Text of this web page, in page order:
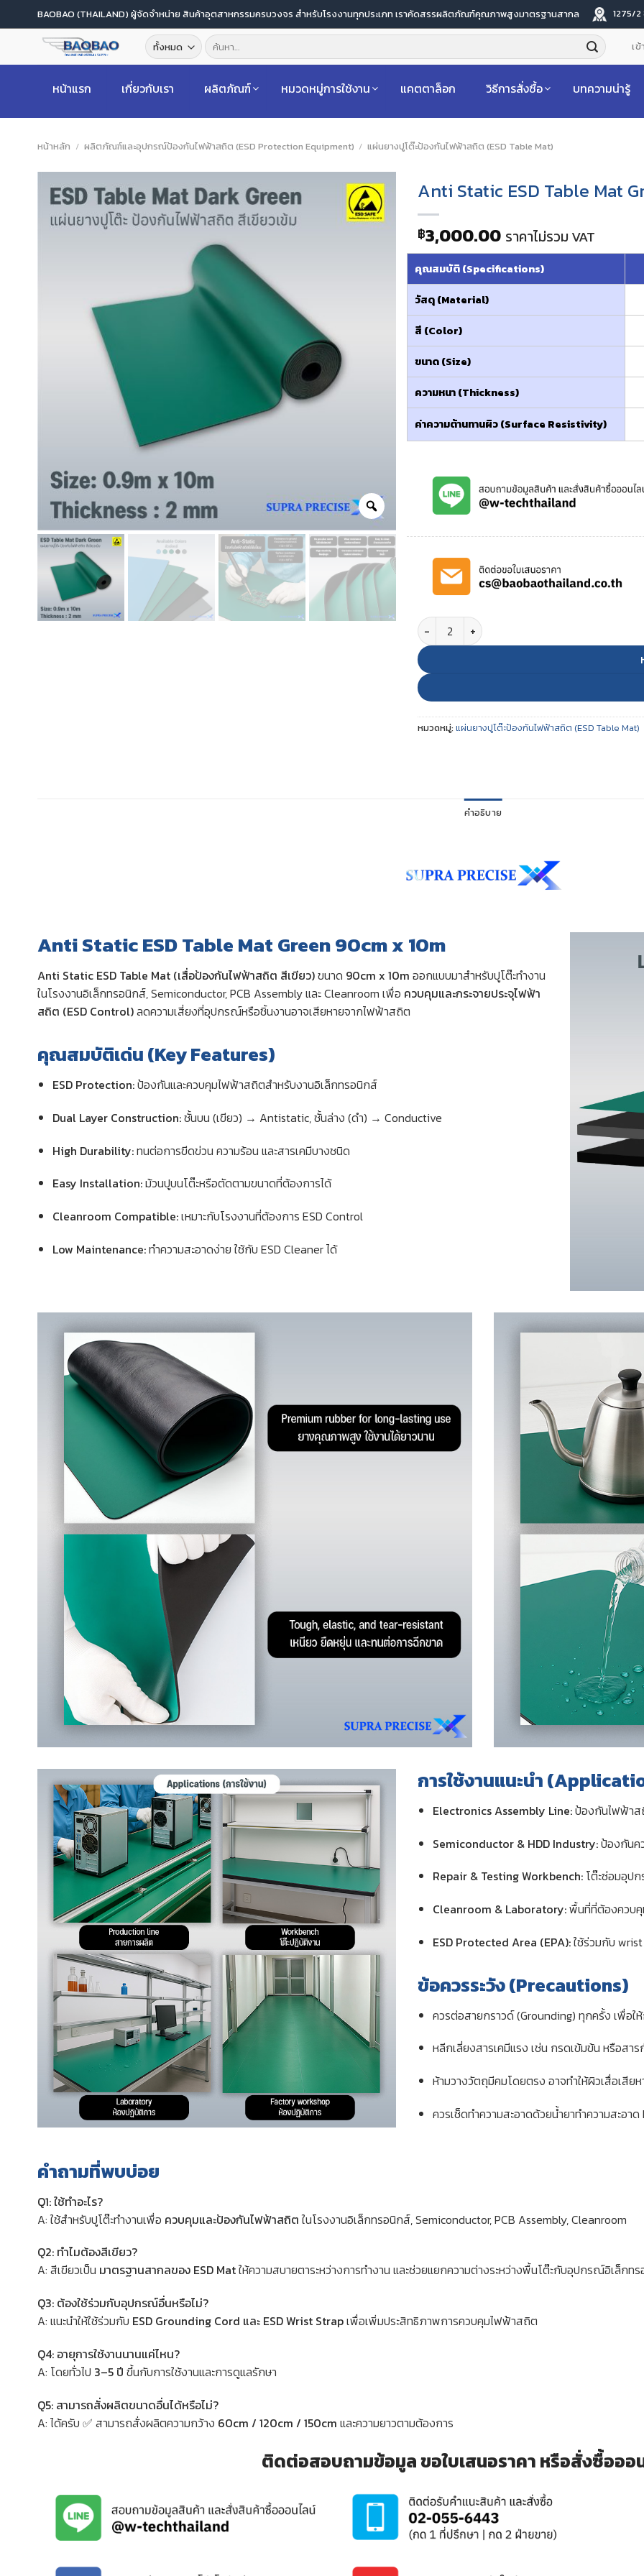
ไป
เนื้อหา
BAOBAO (THAILAND) ผู้จัดจำหน่าย สินค้าอุตสาหกรรมครบวงจร สำหรับโรงงานทุกประเภท เราคัดสรรผลิตภัณฑ์คุณภาพสูงมาตรฐานสากล 1275/2
ค้นหา: เ
หน้าแรก เกี่ยวกับเรา ผลิตภัณฑ์ หมวดหมู่การใช้งาน แคตตาล็อก วิธีการสั่งซื้อ บทความน่ารู้
หน้าหลัก / ผลิตภัณฑ์และอุปกรณ์ป้องกันไฟฟ้าสถิต (ESD Protection Equipment) / แผ่นยางปูโต๊ะป้องกันไฟฟ้าสถิต (ESD Table Mat)
Anti Static ESD Table Mat
฿3,000.00 ราคาไม่รวม VAT
คุณสมบัติ (Specifications)
วัสดุ (Material)
สี (Color)
ขนาด (Size)
ความหนา (Thickness)
ค่าความต้านทานผิว (Surface Resistivity)
จำนวน Anti Static ESD Table Mat Green Size
หมวดหมู่:แผ่นยางปูโต๊ะป้องกันไฟฟ้าสถิต (ESD Table Mat)
คำอธิบาย
Anti Static ESD Table Mat Green 90cm x 10m
Anti Static ESD Table Mat (เสื่อป้องกันไฟฟ้าสถิต สีเขียว)ขนาด 90cm x 10m ออกแบบมาสำหรับปูโต๊ะทำงาน
ในโรงงานอิเล็กทรอนิกส์, Semiconductor, PCB Assembly และ Cleanroom เพื่อ ควบคุมและกระจายประจุไฟฟ้า
สถิต (ESD Control)ลดความเสี่ยงที่อุปกรณ์หรือชิ้นงานอาจเสียหายจากไฟฟ้าสถิต
คุณสมบัติเด่น (Key Features)
ESD Protection:ป้องกันและควบคุมไฟฟ้าสถิตสำหรับงานอิเล็กทรอนิกส์
Dual Layer Construction:ชั้นบน (เขียว) → Antistatic, ชั้นล่าง (ดำ) → Conductive
High Durability:ทนต่อการขีดข่วน ความร้อน และสารเคมีบางชนิด
Easy Installation:ม้วนปูบนโต๊ะหรือตัดตามขนาดที่ต้องการได้
Cleanroom Compatible:เหมาะกับโรงงานที่ต้องการ ESD Control
Low Maintenance:ทำความสะอาดง่าย ใช้กับ ESD Cleaner ได้
การใช้งานแนะนำ
Electronics Assembly Line:ป้องกันไฟฟ้าสถิ
Semiconductor & HDD Industry:ป้องกันค
Repair & Testing Workbench:โต๊ะซ่อมอุป
Cleanroom & Laboratory:พื้นที่ที่ต้องควบ
ESD Protected Area (EPA):ใช้ร่วมกับ
ข้อควรระวัง (Precautions)
ควรต่อสายกราวด์ (Grounding) ทุกครั้ง เพื่อใ
หลีกเลี่ยงสารเคมีแรง เช่น กรดเข้มข้น หรือสา
ห้ามวางวัตถุมีคมโดยตรง อาจทำให้ผิวเสื่อเสีย
ควรเช็ดทำความสะอาดด้วยน้ำยาทำความสะอาด
คำถามที่พบบ่อย
Q1: ใช้ทำอะไร?
A: ใช้สำหรับปูโต๊ะทำงานเพื่อ ควบคุมและป้องกันไฟฟ้าสถิต ในโรงงานอิเล็กทรอนิกส์, Semiconductor, PCB Assembly, Cleanroom
Q2: ทำไมต้องสีเขียว?
A: สีเขียวเป็น มาตรฐานสากลของ ESD Matให้ความสบายตาระหว่างการทำงาน และช่วยแยกความต่างระหว่างพื้นโต๊ะกับอุปกรณ์อิเล็กท
Q3: ต้องใช้ร่วมกับอุปกรณ์อื่นหรือไม่?
A: แนะนำให้ใช้ร่วมกับ ESD Grounding Cord และ ESD Wrist Strapเพื่อเพิ่มประสิทธิภาพการควบคุมไฟฟ้าสถิต
Q4: อายุการใช้งานนานแค่ไหน?
A: โดยทั่วไป 3–5 ปี ขึ้นกับการใช้งานและการดูแลรักษา
Q5: สามารถสั่งผลิตขนาดอื่นได้หรือไม่?
A: ได้ครับ ✅ สามารถสั่งผลิตความกว้าง 60cm / 120cm / 150cm และความยาวตามต้องการ
ติดต่อสอบถามข้อมูล ขอใบเสนอราคา หรือสั่งซื้อออ